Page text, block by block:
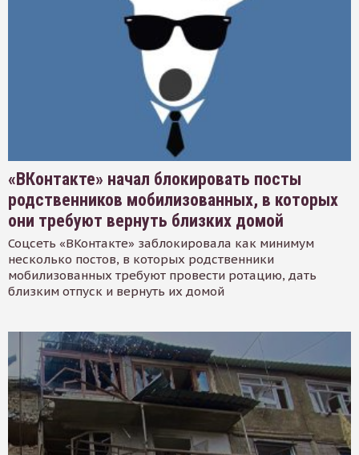
«ВКонтакте» начал блокировать посты
родственников мобилизованных, в которых
они требуют вернуть близких домой
Соцсеть «ВКонтакте» заблокировала как минимум
несколько постов, в которых родственники
мобилизованных требуют провести ротацию, дать
близким отпуск и вернуть их домой